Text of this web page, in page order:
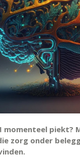
momenteel piekt?
zorg onder